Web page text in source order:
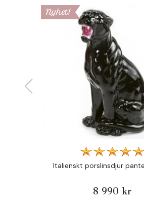
Nyhet!
Italienskt porslinsdjur
8 990 kr